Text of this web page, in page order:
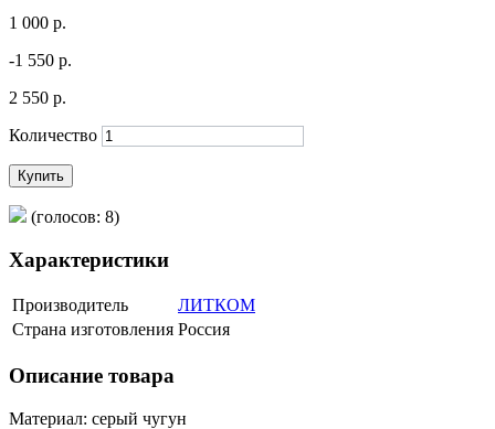
1 000 р.
-1 550 р.
2 550 р.
Количество
Купить
(голосов: 8)
Характеристики
Производитель
ЛИТКОМ
Страна изготовления Россия
Описание товара
Материал: серый чугун